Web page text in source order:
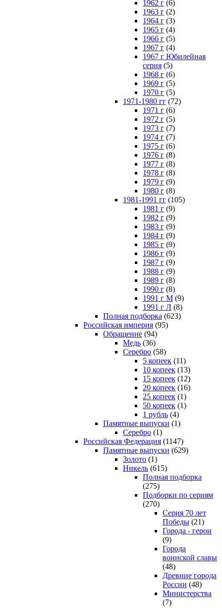
1962 г (6)
1963 г (2)
1964 г (3)
1965 г (4)
1966 г (5)
1967 г (4)
1967 г Юбилейная
серия (5)
1968 г (6)
1969 г (5)
1970 г (5)
1971-1980 гг (72)
1971 г (6)
1972 г (5)
1973 г (7)
1974 г (7)
1975 г (6)
1976 г (8)
1977 г (8)
1978 г (8)
1979 г (9)
1980 г (8)
1981-1991 гг (105)
1981 г (9)
1982 г (9)
1983 г (9)
1984 г (9)
1985 г (9)
1986 г (9)
1987 г (9)
1988 г (9)
1989 г (8)
1990 г (8)
1991 г М (9)
1991 г Л (8)
Полная подборка (623)
Российская империя (95)
Обращение (94)
Медь (36)
Серебро (58)
5 копеек (11)
10 копеек (13)
15 копеек (12)
20 копеек (16)
25 копеек (1)
50 копеек (1)
1 рубль (4)
Памятные выпуски (1)
Серебро (1)
Российская Федерация (1147)
Памятные выпуски (629)
Золото (1)
Никель (615)
Полная подборка
(275)
Подборки по сериям
(270)
Серия 70 лет
Победы (21)
Города - герои
(9)
Города
воинской славы
(48)
Древние города
России (48)
Министерства
(7)